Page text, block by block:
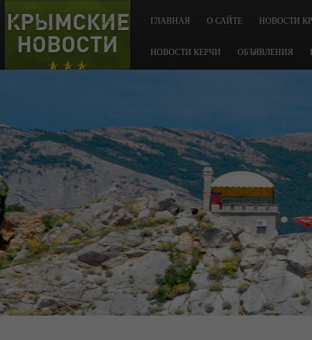
КРЫМСКИЕ
НОВОСТИ
ГЛАВНАЯ О САЙТЕ НОВОСТИ
НОВОСТИ КЕРЧИ ОБЪЯВЛЕНИЯ